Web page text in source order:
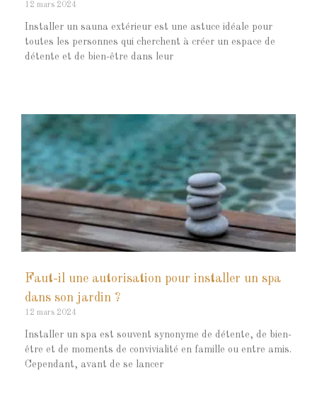
12 mars 2024
Installer un sauna extérieur est une astuce idéale pour
toutes les personnes qui cherchent à créer un espace de
détente et de bien-être dans leur
Faut-il une autorisation pour installer un spa
dans son jardin ?
12 mars 2024
Installer un spa est souvent synonyme de détente, de bien-
être et de moments de convivialité en famille ou entre amis.
Cependant, avant de se lancer